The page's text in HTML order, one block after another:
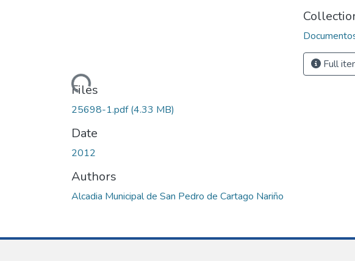
Loading...
Files
25698-1.pdf(4.33 MB)
Date
2012
Authors
Alcadia Municipal de San Pedro de Cartago Nariño
Full